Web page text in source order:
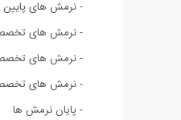
- نرمش های
- نرمش های
- نرمش های
- نرمش های
- پایان نرمش ها